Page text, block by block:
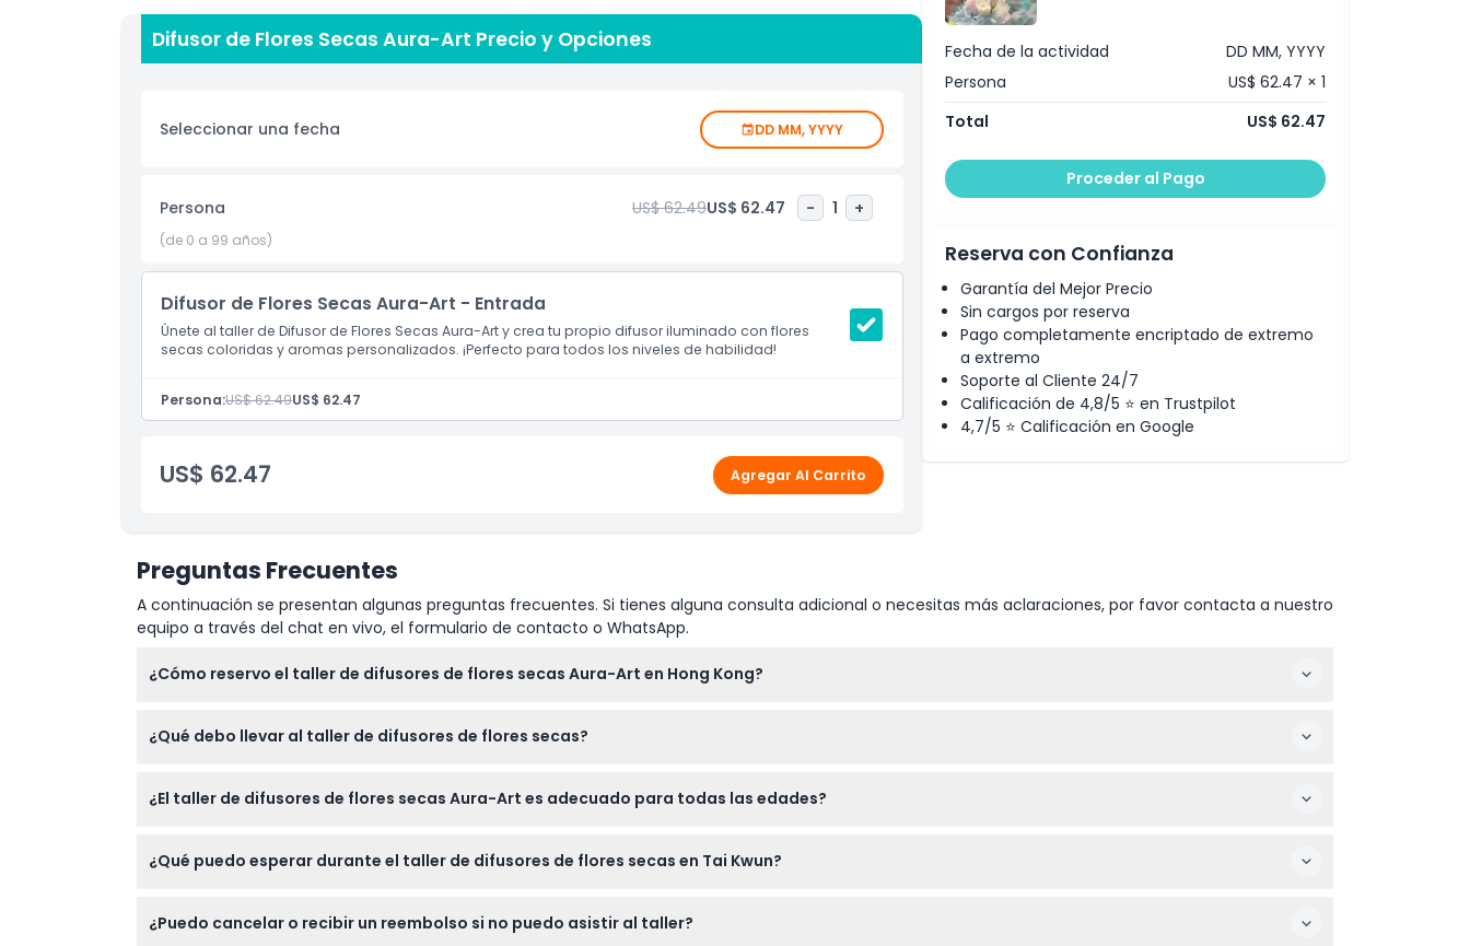
Aspectos Destacados
Exclusiones
Horario de Apertura
Cosas a Saber
Ubicación
Cómo Canjear
Difusor de Flores Secas Aura-Art Precio y Opciones
Seleccionar una fecha DD MM, YYYY
Persona US$ 62.49US$ 62.47 - 1 +
(de 0 a 99 años)
Difusor de Flores Secas Aura-Art - Entrada
Únete al taller de Difusor de Flores Secas Aura-Art y crea tu propio difusor iluminado con flores
secas coloridas y aromas personalizados. ¡Perfecto para todos los niveles de habilidad!
Persona:US$ 62.49US$ 62.47
US$ 62.47 Agregar Al Carrito
Fecha de la actividad
DD MM, YYYY
Persona
US$ 62.47 × 1
Total
US$ 62.47
Proceder al Pago
Reserva con Confianza
Garantía del Mejor Precio
Sin cargos por reserva
Pago completamente encriptado de extremo
a extremo
Soporte al Cliente 24/7
Calificación de 4,8/5 ⭐ en Trustpilot
4,7/5 ⭐ Calificación en Google
Preguntas Frecuentes
A continuación se presentan algunas preguntas frecuentes. Si tienes alguna consulta adicional o necesitas más aclaraciones, por favor contacta a nuestro
equipo a través del chat en vivo, el formulario de contacto o WhatsApp.
¿Cómo reservo el taller de difusores de flores secas Aura-Art en Hong Kong?
¿Qué debo llevar al taller de difusores de flores secas?
¿El taller de difusores de flores secas Aura-Art es adecuado para todas las edades?
individuales.
¿Qué puedo esperar durante el taller de difusores de flores secas en Tai Kwun?
que se ilumina para alegrar tu espacio.
¿Puedo cancelar o recibir un reembolso si no puedo asistir al taller?